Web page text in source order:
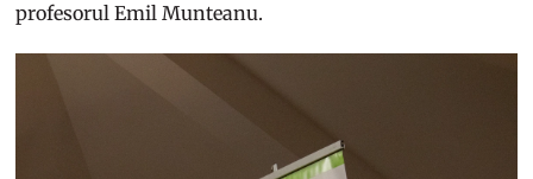
profesorul Emil Munteanu.